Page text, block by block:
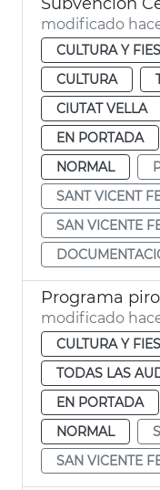
modificado
CULTURA Y
CULTURA
CIUTAT VELLA
EN PORTADA
NORMAL
SANT VICENT
SAN VICENTE
modificado
CULTURA Y
TODAS LAS
EN PORTADA
NORMAL
SAN VICENTE